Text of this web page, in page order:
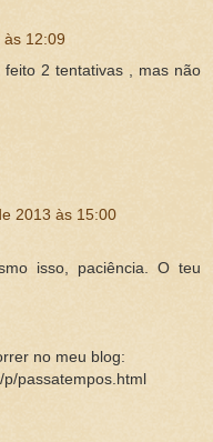
12:09
2 tentativas , mas não
2013 às 15:00
isso, paciência. O teu
no meu blog:
passatempos.html